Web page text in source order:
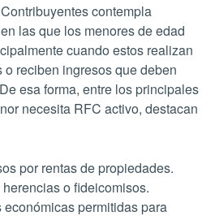
contempla
las que los menores de edad
cuando estos realizan
reciben ingresos que deben
esa forma, entre los principales
necesita RFC activo, destacan
por rentas de propiedades.
o fideicomisos.
permitidas para